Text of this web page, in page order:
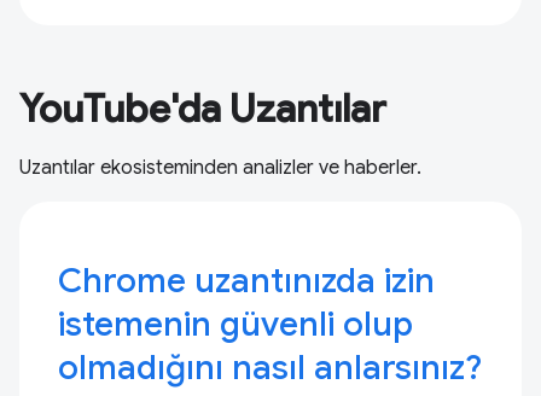
YouTube'da Uzantılar
Uzantılar ekosisteminden analizler ve haberler.
Chrome uzantınızda izin
istemenin güvenli olup
olmadığını nasıl anlarsınız?